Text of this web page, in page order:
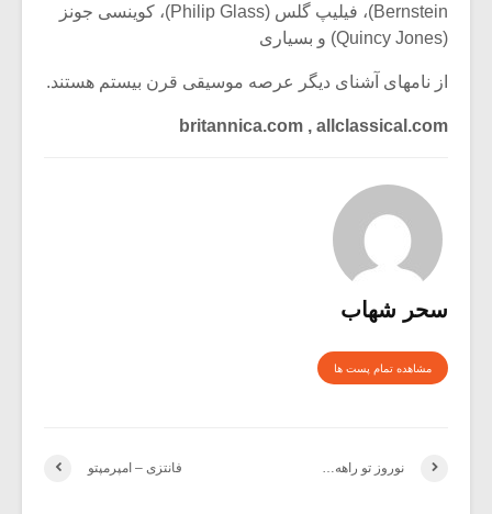
Bernstein)، فیلیپ گلس (Philip Glass)، کوینسی جونز
(Quincy Jones) و بسیاری
از نامهای آشنای دیگر عرصه موسیقی قرن بیستم هستند.
britannica.com , allclassical.com
سحر شهاب
مشاهده تمام پست ها
فانتزی – امپرمپتو نوروز تو راهه…